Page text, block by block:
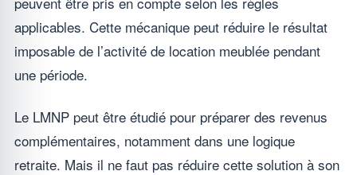
applicables. Cette mécanique peut réduire le résultat
imposable de l’activité de location meublée pendant
une période.
Le LMNP peut être étudié pour préparer des revenus
complémentaires, notamment dans une logique
retraite. Mais il ne faut pas réduire cette solution à son